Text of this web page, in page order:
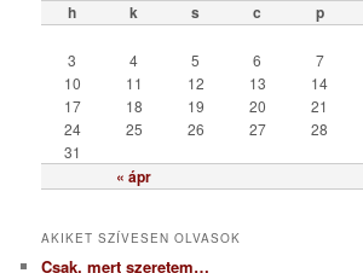
r
h k s c p
« ápr
3
4 5 6 7
10
11 12 13 14
17
18 19 20 21
24
25 26 27 28
31
AKIKET SZÍVESEN OLVASOK
Csak, mert szeretem…